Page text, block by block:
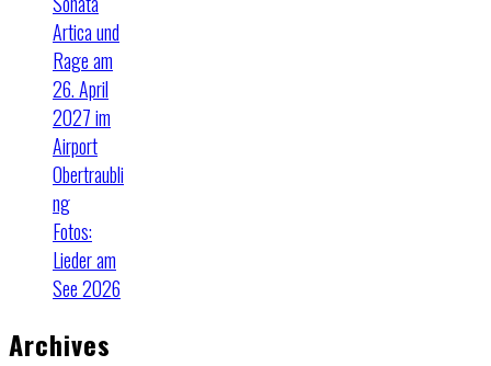
Artica und
Rage am
26. April
2027 im
Airport
Obertraubli
ng
Fotos:
Lieder am
See 2026
Archives